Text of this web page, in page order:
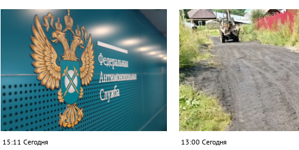
15:11 Сегодня 13:00 Сегодня